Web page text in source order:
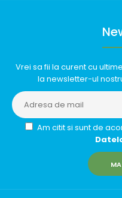
Vrei sa fii la curent cu
la newsletter-ul
Am citit si sunt de